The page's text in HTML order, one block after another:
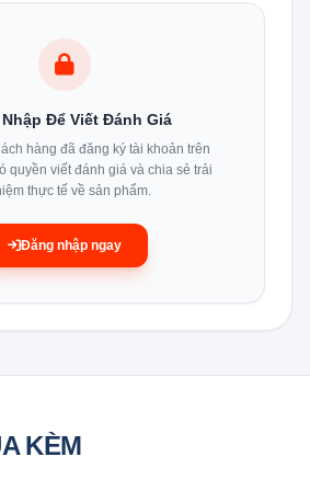
Rổ Trên hay Rổ dưới
tải cho phép người dùng lựa chọn
hoặc rổ dưới, giúp tiết kiệm nước
này rất thuận tiện khi chỉ có ít chén
Để Viết Đánh Giá
hàng đã đăng ký tài khoản trên
quyền viết đánh giá và chia sẻ trải
thực tế về sản phẩm.
Đăng nhập ngay
KÈM